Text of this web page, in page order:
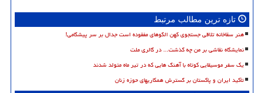
تازه ترین مطالب مرتبط
هنر سقاخانه تلاقی جستجوی کهن الگوهای مفقوده است جدال بر سر پیشگامی!
نمایشگاه نقاشی بر من چه گذشت... در گالری ملت
یک سفر موسیقایی کوتاه با آهنگ هایی که در تیر ماه متولد شدند
تأکید ایران و پاکستان بر گسترش همکاریهای حوزه زنان